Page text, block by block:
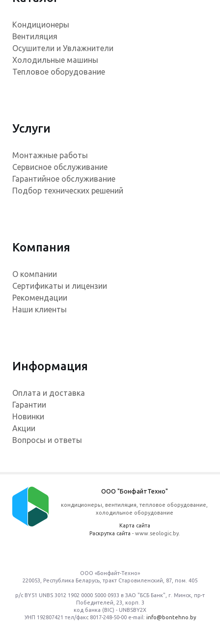
Кондиционеры
Вентиляция
Осушители и Увлажнители
Холодильные машины
Тепловое оборудование
Услуги
Монтажные работы
Сервисное обслуживание
Гарантийное обслуживание
Подбор технических решений
Компания
О компании
Сертификаты и лицензии
Рекомендации
Наши клиенты
Информация
Оплата и доставка
Гарантии
Новинки
Акции
Вопросы и ответы
ООО "БонфайтТехно"
кондиционеры, вентиляция, тепловое оборудование,
холодильное оборудование
Карта сайта
Раскрутка сайта - www.seologic.by.
ООО «Бонфайт-Техно»
220053, Республика Беларусь, тракт Старовиленский, 87, пом. 405
р/с BY51 UNBS 3012 1902 0000 5000 0933 в ЗАО "БСБ Банк", г. Минск, пр-т
Победителей, 23, корп. 3
код банка (BIC) - UNBSBY2X
УНП 192807421 тел/факс 8017-248-50-00 e-mail: info@bontehno.by